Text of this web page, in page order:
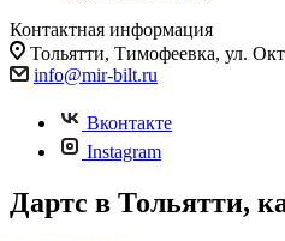
Контактная информация
Тольятти, Тимофеевка, ул.
info@mir-bilt.ru
Вконтакте
Instagram
Дартс в Тольятти,